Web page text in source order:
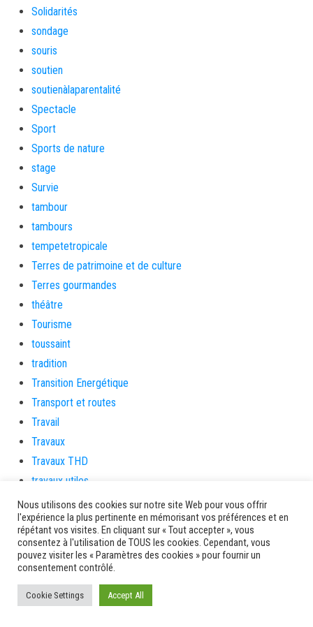
Solidarités
sondage
souris
soutien
soutienàlaparentalité
Spectacle
Sport
Sports de nature
stage
Survie
tambour
tambours
tempetetropicale
Terres de patrimoine et de culture
Terres gourmandes
théâtre
Tourisme
toussaint
tradition
Transition Energétique
Transport et routes
Travail
Travaux
Travaux THD
travaux utiles
TSUNAMI
TZCLD
uncategorized
Venir en Martinique
vidététladjéko
Nous utilisons des cookies sur notre site Web pour vous offrir
l'expérience la plus pertinente en mémorisant vos préférences et en
répétant vos visites. En cliquant sur « Tout accepter », vous
consentez à l'utilisation de TOUS les cookies. Cependant, vous
pouvez visiter les « Paramètres des cookies » pour fournir un
consentement contrôlé.
Cookie Settings Accept All